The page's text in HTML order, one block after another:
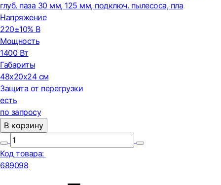
глуб. паза 30 мм, 125 мм, подключ. пылесоса, пла
Напряжение
220±10% В
Мощность
1400 Вт
Габариты
48x20x24 см
Защита от перегрузки
есть
по запросу
В корзину
Код товара:
689098